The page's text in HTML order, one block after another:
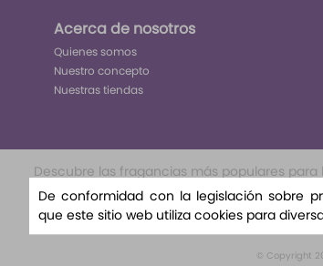
Acerca de nosotros
Quienes somos
Nuestro concepto
Nuestras tiendas
Descubre las fragancias más populares
nuestra selección exclusiva te llevará a
nuestra variedad de aromas
© Copyright
De conformidad con la legislación sobre
que este sitio web utiliza cookies para